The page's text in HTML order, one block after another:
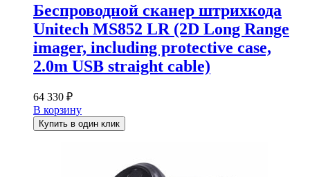
Беспроводной сканер штрихкода
Unitech MS852 LR (2D Long Range
imager, including protective case,
2.0m USB straight cable)
64 330 ₽
В корзину
Купить в один клик